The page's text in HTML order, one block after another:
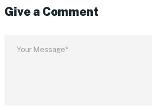
Give a Comment